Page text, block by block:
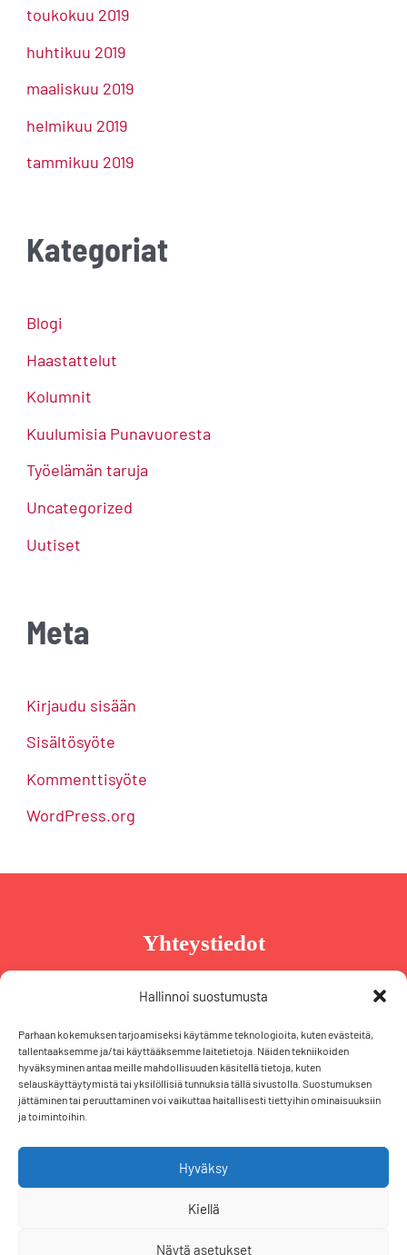
Hallinnoi suostumusta
Parhaan kokemuksen tarjoamiseksi käytämme teknologioita, kuten evästeitä,
tallentaaksemme ja/tai käyttääksemme laitetietoja. Näiden tekniikoiden
hyväksyminen antaa meille mahdollisuuden käsitellä tietoja, kuten
selauskäyttäytymistä tai yksilöllisiä tunnuksia tällä sivustolla. Suostumuksen
jättäminen tai peruuttaminen voi vaikuttaa haitallisesti tiettyihin ominaisuuksiin
ja toimintoihin.
Hyväksy
Kiellä
Näytä asetukset
toukokuu 2019
huhtikuu 2019
maaliskuu 2019
helmikuu 2019
tammikuu 2019
Kategoriat
Blogi
Haastattelut
Kolumnit
Kuulumisia Punavuoresta
Työelämän taruja
Uncategorized
Uutiset
Meta
Kirjaudu sisään
Sisältösyöte
Kommenttisyöte
WordPress.org
Yhteystiedot
Taru Reinikainen
taru@tarureinikainen.fi
Vaalipäällikö
Puh. +358 50 574 2355
iris@tarureinikainen.fi
T